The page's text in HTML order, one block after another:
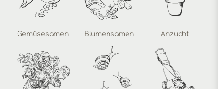
Gemüsesamen Blumensamen Anzucht